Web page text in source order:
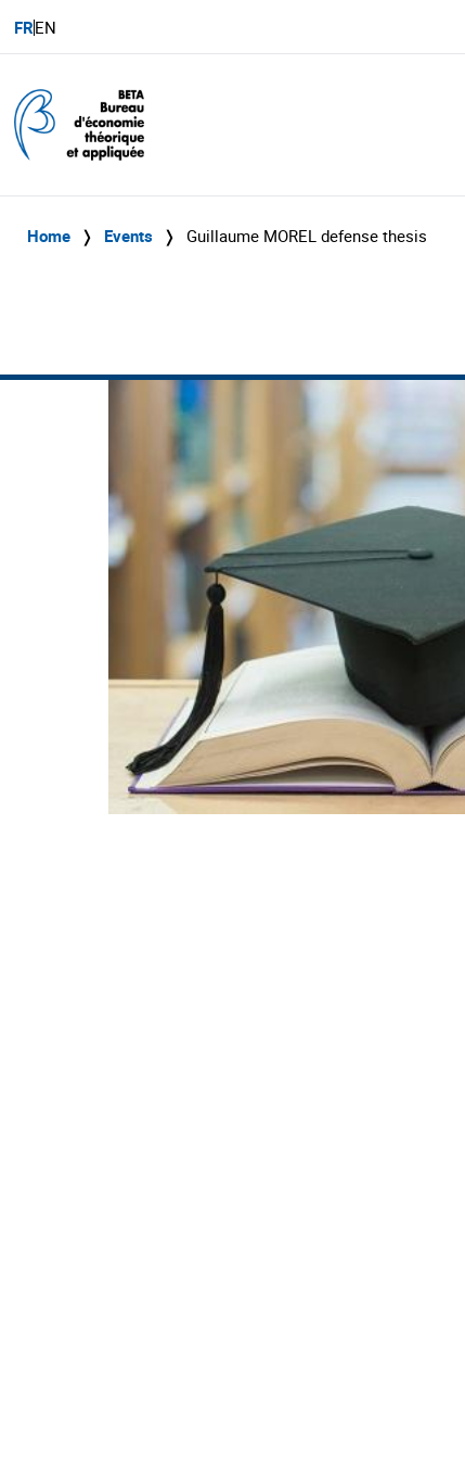
FREN
Home ❭ Events ❭ Guillaume MOREL defense thesis